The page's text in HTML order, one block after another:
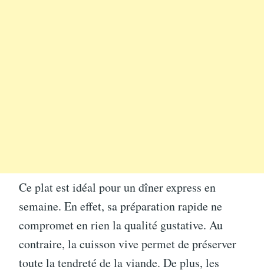
Ce plat est idéal pour un dîner express en
semaine. En effet, sa préparation rapide ne
compromet en rien la qualité gustative. Au
contraire, la cuisson vive permet de préserver
toute la tendreté de la viande. De plus, les